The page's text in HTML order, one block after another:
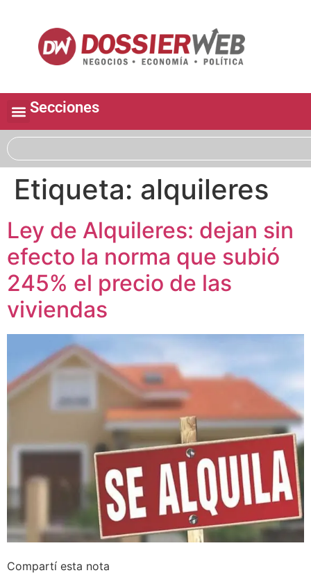
Secciones
Etiqueta: alquileres
Ley de Alquileres: dejan sin
efecto la norma que subió
245% el precio de las
viviendas
Compartí esta nota